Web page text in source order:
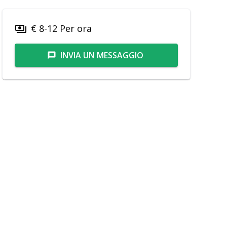
payments € 8-12 Per ora
message INVIA UN MESSAGGIO